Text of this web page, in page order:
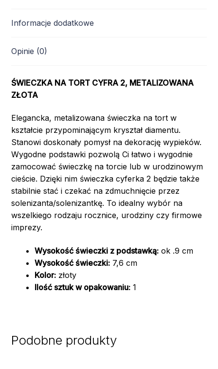
Informacje dodatkowe
Opinie (0)
ŚWIECZKA NA TORT CYFRA 2, METALIZOWANA
ZŁOTA
Elegancka, metalizowana świeczka na tort w
kształcie przypominającym kryształ diamentu.
Stanowi doskonały pomysł na dekorację wypieków.
Wygodne podstawki pozwolą Ci łatwo i wygodnie
zamocować świeczkę na torcie lub w urodzinowym
cieście. Dzięki nim świeczka cyferka 2 będzie także
stabilnie stać i czekać na zdmuchnięcie przez
solenizanta/solenizantkę. To idealny wybór na
wszelkiego rodzaju rocznice, urodziny czy firmowe
imprezy.
Wysokość świeczki z podstawką:ok .9 cm
Wysokość świeczki:7,6 cm
Kolor:złoty
Ilość sztuk w opakowaniu:1
Podobne produkty